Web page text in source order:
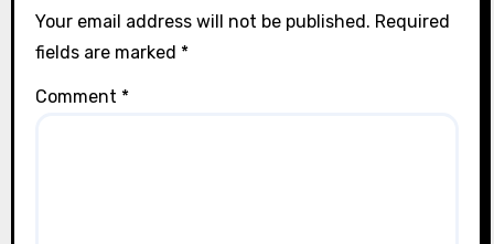
Your email address will not be published. Required
fields are marked *
Comment *